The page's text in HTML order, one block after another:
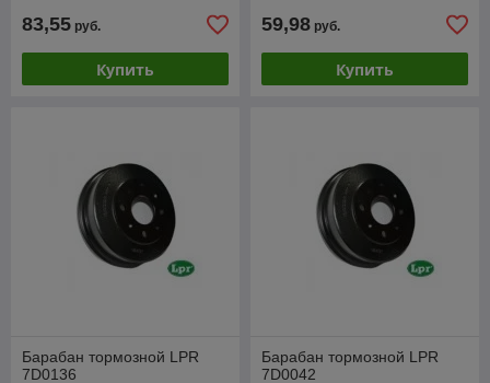
83,55 руб.
Купить
59,98 руб.
Купить
Барабан тормозной LPR
7D0136
Барабан тормозной LPR
7D0042